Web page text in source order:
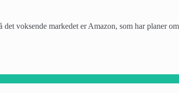
voksende markedet er Amazon, som har planer